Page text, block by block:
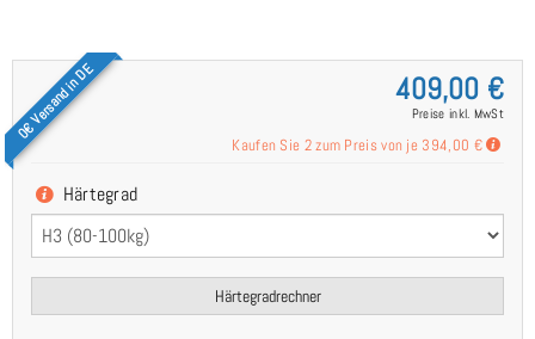
0€ Versand in DE 409,00 €
Preise inkl. MwSt
Kaufen Sie 2 zum Preis von je 394,00 €
Härtegrad
Härtegradrechner